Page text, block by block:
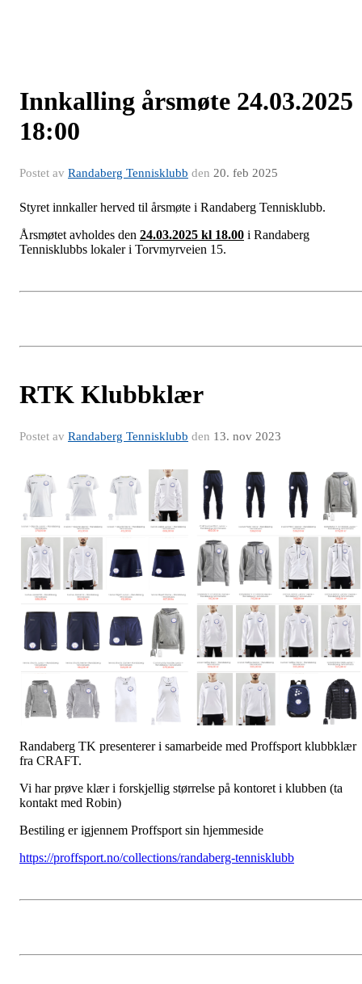
Innkalling årsmøte 24.03.2025
18:00
Postet av Randaberg Tennisklubb den 20. feb 2025
Styret innkaller herved til årsmøte i Randaberg Tennisklubb.
Årsmøtet avholdes den 24.03.2025 kl 18.00 i Randaberg
Tennisklubbs lokaler i Torvmyrveien 15.
RTK Klubbklær
Postet av Randaberg Tennisklubb den 13. nov 2023
Randaberg TK presenterer i samarbeide med Proffsport klubbklær
fra CRAFT.
Vi har prøve klær i forskjellig størrelse på kontoret i klubben (ta
kontakt med Robin)
Bestiling er igjennem Proffsport sin hjemmeside
https://proffsport.no/collections/randaberg-tennisklubb